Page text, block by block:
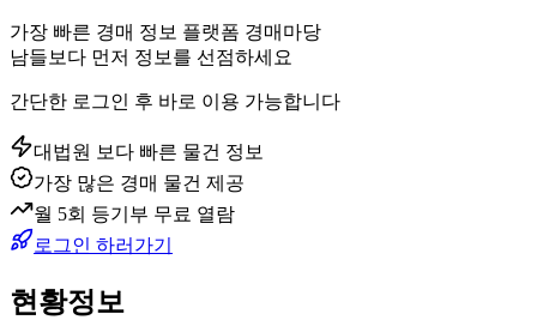
가장 빠른 경매 정보 플랫폼 경매마당
남들보다 먼저 정보를 선점하세요
간단한 로그인 후 바로 이용 가능합니다
대법원 보다 빠른 물건 정보
가장 많은 경매 물건 제공
월 5회 등기부 무료 열람
로그인 하러가기
현황정보